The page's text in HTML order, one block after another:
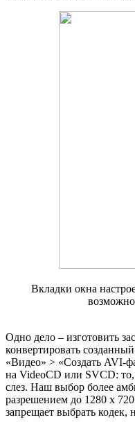
Вкладки окна
Одно дело – изготовить
конвертировать
«Видео» > «Создать AVI-
на VideoCD или SVCD: то,
слез. Наш выбор более
разрешением до 1280 х
запрещает выбрать